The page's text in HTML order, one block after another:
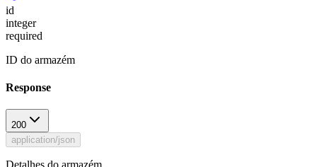
id
integer
required
ID do armazém
Response
200
application/json
Detalhes do armazém